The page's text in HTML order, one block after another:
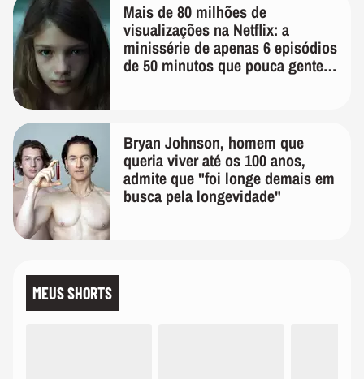
Mais de 80 milhões de
visualizações na Netflix: a
minissérie de apenas 6 episódios
de 50 minutos que pouca gente
Bryan Johnson, homem que
queria viver até os 100 anos,
admite que "foi longe demais em
busca pela longevidade"
MEUS SHORTS